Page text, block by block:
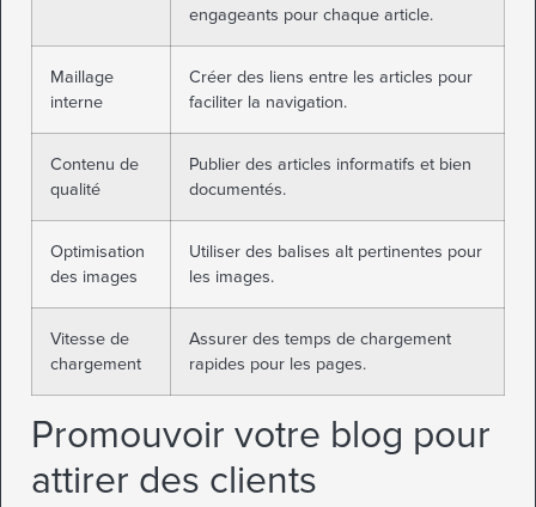
engageants pour chaque article.
Maillage
interne
Créer des liens entre les articles pour
faciliter la navigation.
Contenu de
qualité
Publier des articles informatifs et bien
documentés.
Optimisation
des images
Utiliser des balises alt pertinentes pour
les images.
Vitesse de
chargement
Assurer des temps de chargement
rapides pour les pages.
Promouvoir votre blog pour
attirer des clients